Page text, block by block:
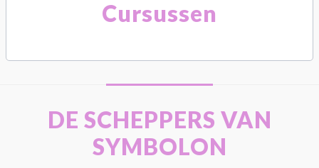
Cursussen
DE SCHEPPERS VAN
SYMBOLON